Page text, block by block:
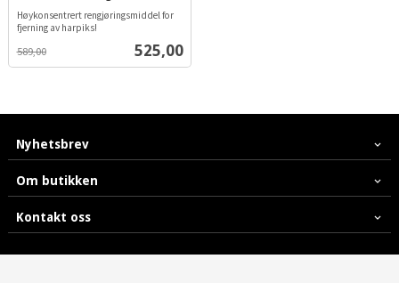
Tilbud
525,00
589,00
inkl.
mva.
Høykonsentrert rengjøringsmiddel for
fjerning av harpiks!
Nyhetsbrev
Om butikken
Kontakt oss